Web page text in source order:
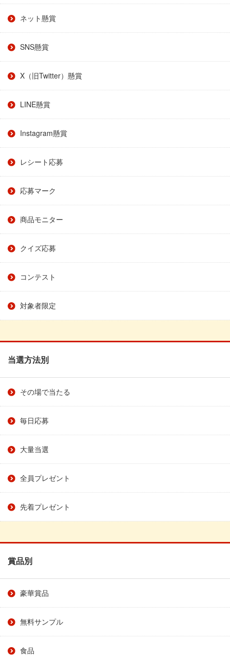
ネット懸賞
SNS懸賞
X（旧Twitter）懸賞
LINE懸賞
Instagram懸賞
レシート応募
応募マーク
商品モニター
クイズ応募
コンテスト
対象者限定
当選方法別
その場で当たる
毎日応募
大量当選
全員プレゼント
先着プレゼント
賞品別
豪華賞品
無料サンプル
食品